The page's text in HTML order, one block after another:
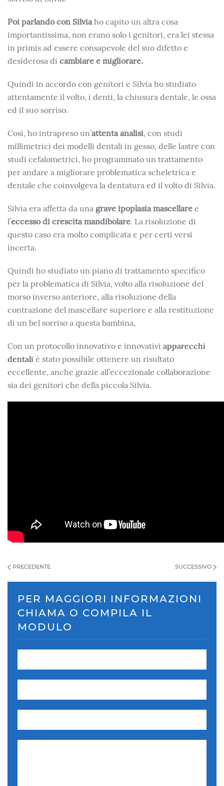
Poi parlando con Silviaho capito un altra cosa
importantissima, non erano solo i genitori, era lei stessa
in primis ad essere consapevole del suo difetto e
desiderosa di cambiare e migliorare.
Quindi in accordo con genitori e Silvia ho studiato
attentamente il volto, i denti, la chiusura dentale, le ossa
ed il suo sorriso.
Così, ho intrapreso un’attenta analisi, con studi
millimetrici dei modelli dentali in gesso, delle lastre con
studi cefalometrici, ho programmato un trattamento
per andare a migliorare problematica scheletrica e
dentale che coinvolgeva la dentatura ed il volto di Silvia.
Silvia era affetta da una grave ipoplasia mascellare e
l’eccesso di crescita mandibolare. La risoluzione di
questo caso era molto complicata e per certi versi
incerta.
Quindi ho studiato un piano di trattamento specifico
per la problematica di Silvia, volto alla risoluzione del
morso inverso anteriore, alla risoluzione della
contrazione del mascellare superiore e alla restituzione
di un bel sorriso a questa bambina,
Con un protocollo innovativo e innovativi apparecchi
dentali è stato possibile ottenere un risultato
eccellente, anche grazie all’eccezionale collaborazione
sia dei genitori che della piccola Silvia.
PRECEDENTE SUCCESSIVO
PER MAGGIORI INFORMAZIONI
CHIAMA O COMPILA IL
MODULO